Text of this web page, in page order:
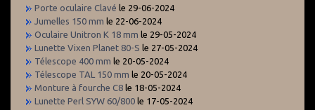
Porte oculaire Clavé le 29-06-2024
Jumelles 150 mm le 22-06-2024
Oculaire Unitron K 18 mm le 29-05-2024
Lunette Vixen Planet 80-S le 27-05-2024
Télescope 400 mm le 20-05-2024
Télescope TAL 150 mm le 20-05-2024
Monture à fourche C8 le 18-05-2024
Lunette Perl SYW 60/800 le 17-05-2024